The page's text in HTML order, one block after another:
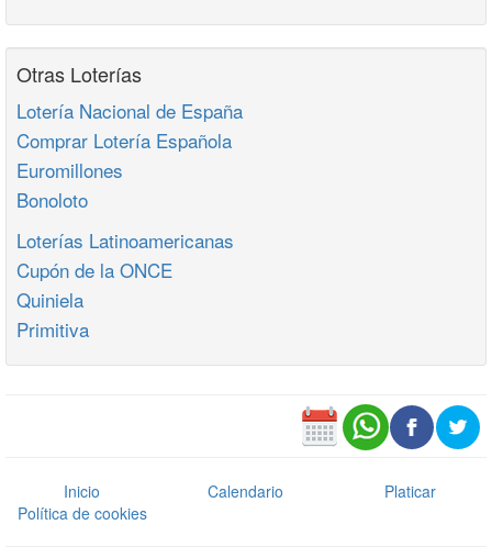
Otras Loterías
Lotería Nacional de España
Comprar Lotería Española
Euromillones
Bonoloto
Loterías Latinoamericanas
Cupón de la ONCE
Quiniela
Primitiva
Inicio Calendario
Platicar
Política de cookies